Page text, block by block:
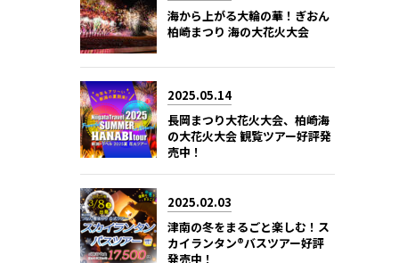
海から上がる大輪の華！ぎおん
柏崎まつり 海の大花火大会
2025.05.14
長岡まつり大花火大会、柏崎海
の大花火大会 観覧ツアー好評発
売中！
2025.02.03
津南の冬をまるごと楽しむ！ス
カイランタン®バスツアー好評
発売中！